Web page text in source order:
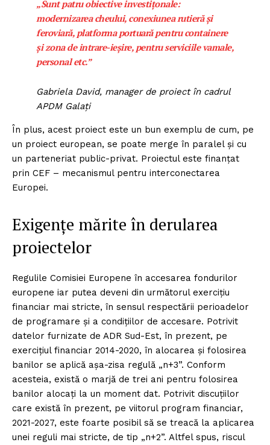
„Sunt patru obiective investițonale:
modernizarea cheului, conexiunea rutieră și
feroviară, platforma portuară pentru containere
și zona de intrare-ieșire, pentru serviciile vamale,
personal etc.”
Gabriela David, manager de proiect în cadrul
APDM Galați
În plus, acest proiect este un bun exemplu de cum, pe
un proiect european, se poate merge în paralel și cu
un parteneriat public-privat. Proiectul este finanțat
prin CEF – mecanismul pentru interconectarea
Europei.
Exigențe mărite în derularea
proiectelor
Regulile Comisiei Europene în accesarea fondurilor
europene iar putea deveni din următorul exercițiu
financiar mai stricte, în sensul respectării perioadelor
de programare și a condițiilor de accesare. Potrivit
datelor furnizate de ADR Sud-Est, în prezent, pe
exercițiul financiar 2014-2020, în alocarea și folosirea
banilor se aplică așa-zisa regulă „n+3”. Conform
acesteia, există o marjă de trei ani pentru folosirea
banilor alocați la un moment dat. Potrivit discuțiilor
care există în prezent, pe viitorul program financiar,
2021-2027, este foarte posibil să se treacă la aplicarea
unei reguli mai stricte, de tip „n+2”. Altfel spus, riscul